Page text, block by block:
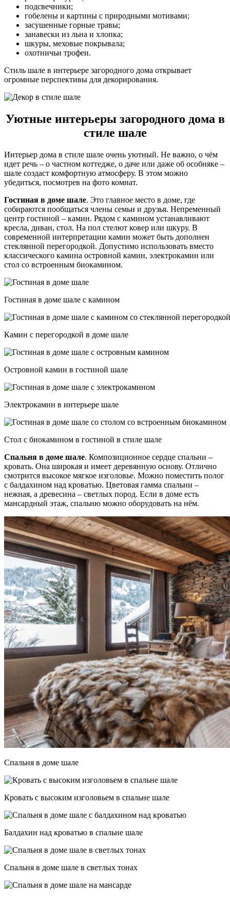
подсвечники;
гобелены и картины с природными мотивами;
засушенные горные травы;
занавески из льна и хлопка;
шкуры, меховые покрывала;
охотничьи трофеи.
Стиль шале в интерьере загородного дома открывает
огромные перспективы для декорирования.
Уютные интерьеры загородного дома в
стиле шале
Интерьер дома в стиле шале очень уютный. Не важно, о чём
идет речь – о частном коттедже, о даче или даже об особняке –
шале создаст комфортную атмосферу. В этом можно
убедиться, посмотрев на фото комнат.
Гостиная в доме шале. Это главное место в доме, где
собираются пообщаться члены семьи и друзья. Непременный
центр гостиной – камин. Рядом с камином устанавливают
кресла, диван, стол. На пол стелют ковер или шкуру. В
современной интерпретации камин может быть дополнен
стеклянной перегородкой. Допустимо использовать вместо
классического камина островной камин, электрокамин или
стол со встроенным биокамином.
Гостиная в доме шале с камином
Камин с перегородкой в доме шале
Островной камин в гостиной шале
Электрокамин в интерьере шале
Стол с биокамином в гостиной в стиле шале
Спальня в доме шале. Композиционное сердце спальни –
кровать. Она широкая и имеет деревянную основу. Отлично
смотрится высокое мягкое изголовье. Можно поместить полог
с балдахином над кроватью. Цветовая гамма спальни –
нежная, а древесина – светлых пород. Если в доме есть
мансардный этаж, спальню можно оборудовать на нём.
Спальня в доме шале
Кровать с высоким изголовьем в спальне шале
Балдахин над кроватью в спальне шале
Спальня в доме шале в светлых тонах